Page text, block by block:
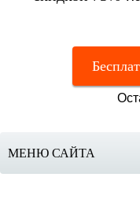
МЕНЮ САЙТА